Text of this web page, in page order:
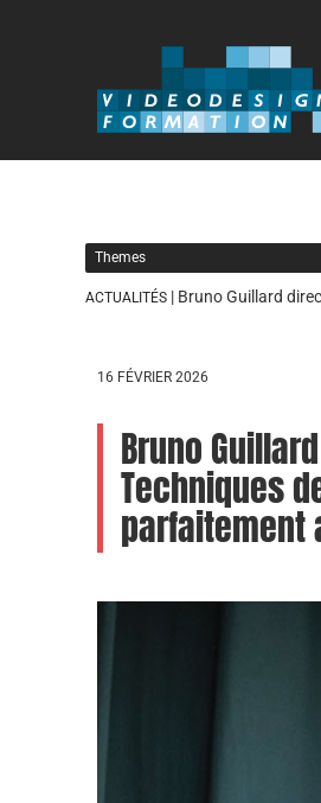
Themes
ACTUALITÉS | Bruno Guillard
16 FÉVRIER 2026
Bruno
Techniques
parfaitement